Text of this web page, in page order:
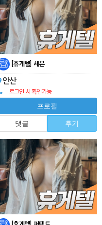
[휴게텔] 세븐
안산
로그인 시 확인가능
프로필
댓글 후기